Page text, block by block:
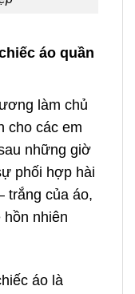
áo quần
làm chủ
cho các em
những giờ
phối hợp hài
trắng của áo,
nhiên
áo là